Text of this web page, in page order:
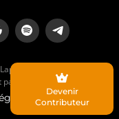
est un média
par ses lecteurs.
Devenir
Contributeur